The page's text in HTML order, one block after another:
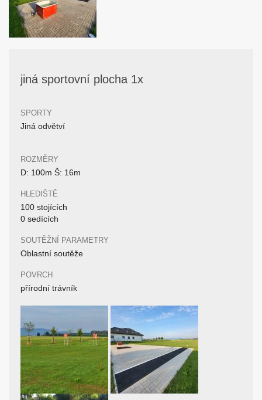
jiná sportovní plocha 1x
SPORTY
Jiná odvětví
ROZMĚRY
D: 100m Š: 16m
HLEDIŠTĚ
100 stojících
0 sedících
SOUTĚŽNÍ PARAMETRY
Oblastní soutěže
POVRCH
přírodní trávník